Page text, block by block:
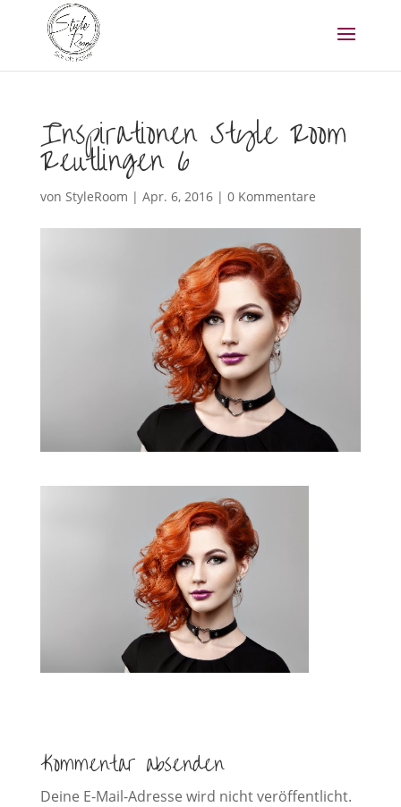
Inspirationen Style Room
Reutlingen 6
von StyleRoom | Apr. 6, 2016| 0 Kommentare
Kommentar absenden
Deine E-Mail-Adresse wird nicht veröffentlicht.